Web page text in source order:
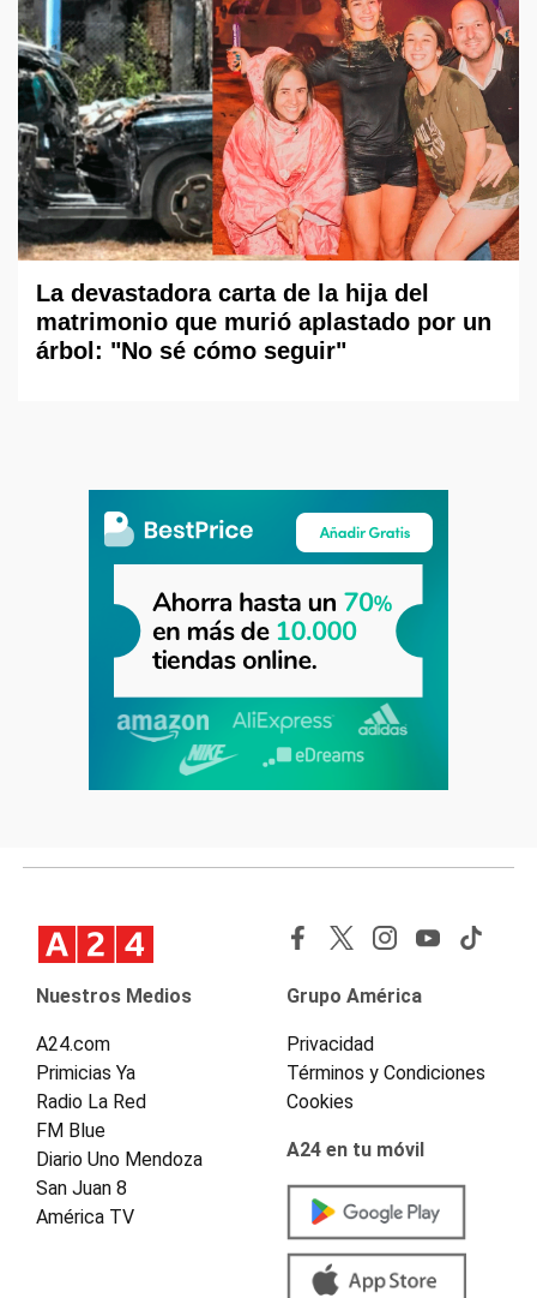
La devastadora carta de la hija del
matrimonio que murió aplastado por un
árbol: "No sé cómo seguir"
Nuestros Medios
A24.com
Primicias Ya
Radio La Red
FM Blue
Diario Uno Mendoza
San Juan 8
América TV
Grupo América
Privacidad
Términos y Condiciones
Cookies
A24 en tu móvil